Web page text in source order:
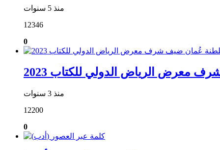
منذ 5 سنوات
12346
0
الرياض الدولي للكتاب 2023
منذ 3 سنوات
12200
0